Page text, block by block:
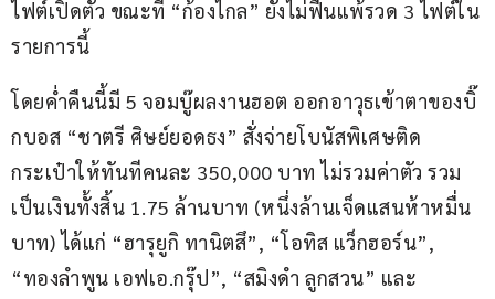
ไฟต์เปิดตัว ขณะที่ “ก้องไกล” ยังไม่ฟื้นแพ้รวด 3 ไฟต์ใน
รายการนี้
โดยค่ำคืนนี้มี 5 จอมบู๊ผลงานฮอต ออกอาวุธเข้าตาของบิ๊
กบอส “ชาตรี ศิษย์ยอดธง” สั่งจ่ายโบนัสพิเศษติด
กระเป๋าให้ทันทีคนละ 350,000 บาท ไม่รวมค่าตัว รวม
เป็นเงินทั้งสิ้น 1.75 ล้านบาท (หนึ่งล้านเจ็ดแสนห้าหมื่น
บาท) ได้แก่ “ฮารุยูกิ ทานิตสึ”, “โอทิส แว็กฮอร์น”,
“ทองลำพูน เอฟเอ.กรุ๊ป”, “สมิงดำ ลูกสวน” และ